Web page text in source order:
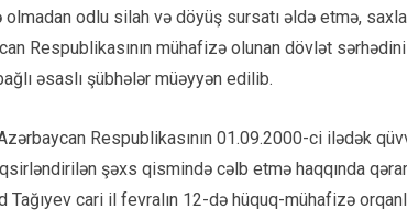
odlu silah və döyüş sursatı əldə etmə,
Respublikasının mühafizə olunan dövlət
əsaslı şübhələr müəyyən edilib.
Respublikasının 01.09.2000-ci ilədək
şəxs qismində cəlb etmə haqqında
Tağıyev cari il fevralın 12-də hüquq-mühafizə